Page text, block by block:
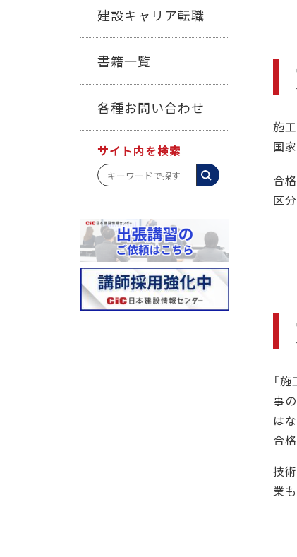
建設キャリア転職
書籍一覧
各種お問い合わせ
サイト内を検索
施
国
合
区
「
事
は
合
技
業